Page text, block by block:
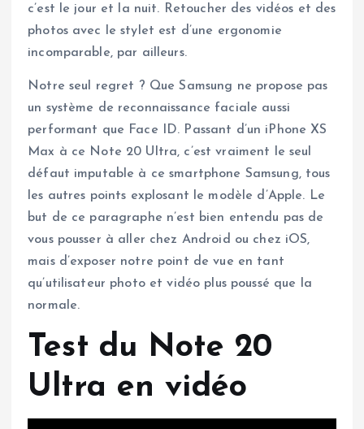
c’est le jour et la nuit. Retoucher des vidéos et des
photos avec le stylet est d’une ergonomie
incomparable, par ailleurs.
Notre seul regret ? Que Samsung ne propose pas
un système de reconnaissance faciale aussi
performant que Face ID. Passant d’un iPhone XS
Max à ce Note 20 Ultra, c’est vraiment le seul
défaut imputable à ce smartphone Samsung, tous
les autres points explosant le modèle d’Apple. Le
but de ce paragraphe n’est bien entendu pas de
vous pousser à aller chez Android ou chez iOS,
mais d’exposer notre point de vue en tant
qu’utilisateur photo et vidéo plus poussé que la
normale.
Test du Note 20
Ultra en vidéo